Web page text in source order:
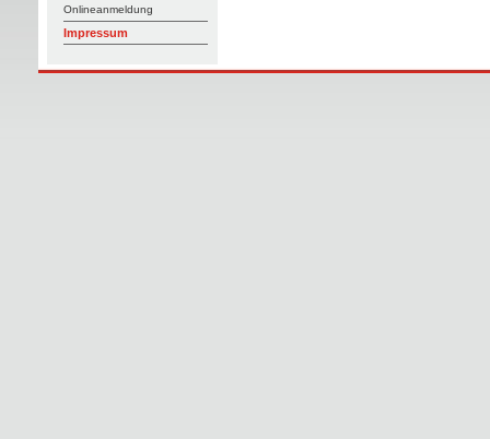
Onlineanmeldung
Impressum